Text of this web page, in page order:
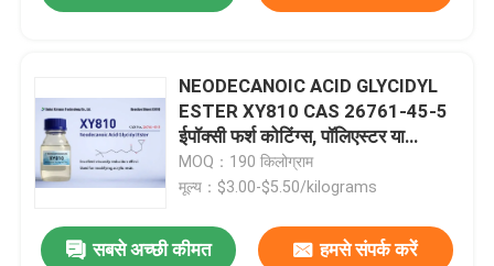
NEODECANOIC ACID GLYCIDYL
ESTER XY810 CAS 26761-45-5
ईपॉक्सी फर्श कोटिंग्स, पॉलिएस्टर या
एक्रिलिक राल में द्रव
MOQ：190 किलोग्राम
मूल्य：$3.00-$5.50/kilograms
सबसे अच्छी कीमत हमसे संपर्क करें